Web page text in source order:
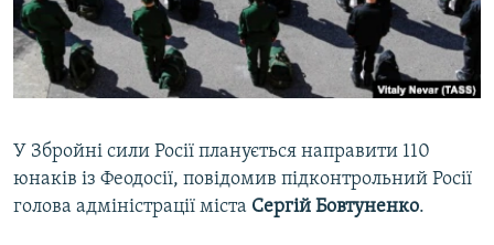
ВІДЕОУРОКИ «ELIFBE»
СВІДЧЕННЯ ОКУПАЦІЇ
УКРАЇНСЬКА ПРОБЛЕМА КРИМУ
Русский
Qırımtatar
У Збройні сили Росії планується направити 110
юнаків із Феодосії, повідомив підконтрольний Росії
голова адміністрації міста Сергій Бовтуненко.